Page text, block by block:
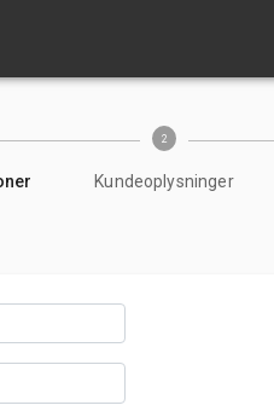
2
Kundeoplysninger